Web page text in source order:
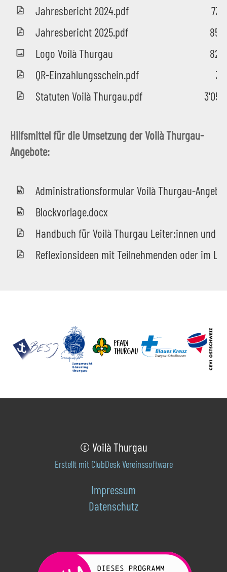
Jahresbericht 2024.pdf
Jahresbericht 2025.pdf
850
Logo Voilà Thurgau
820
QR-Einzahlungsschein.pdf
Statuten Voilà Thurgau.pdf
3'055
Hilfsmittel für die Umsetzung der Voilà Thurgau-
Angebote:
Administrationsformular Voilà Thurgau-
Blockvorlage.docx
Handbuch für Voilà Thurgau Leiter:innen und
Reflexionsideen mit Teilnehmenden oder im
© Voilà Thurgau
Erstellt mit ClubDesk Vereinssoftware
Impressum
Datenschutz